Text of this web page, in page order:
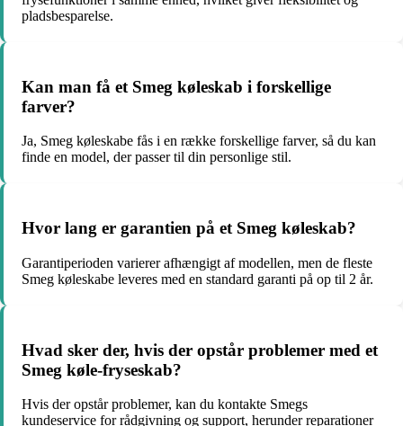
pladsbesparelse.
Kan man få et Smeg køleskab i forskellige
farver?
Ja, Smeg køleskabe fås i en række forskellige farver, så du kan
finde en model, der passer til din personlige stil.
Hvor lang er garantien på et Smeg køleskab?
Garantiperioden varierer afhængigt af modellen, men de fleste
Smeg køleskabe leveres med en standard garanti på op til 2 år.
Hvad sker der, hvis der opstår problemer med et
Smeg køle-fryseskab?
Hvis der opstår problemer, kan du kontakte Smegs
kundeservice for rådgivning og support, herunder reparationer